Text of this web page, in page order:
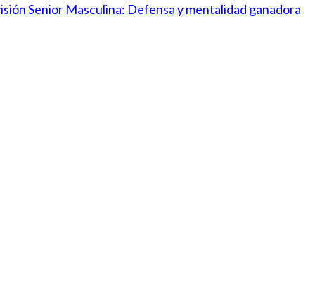
Senior Masculina: Defensa y mentalidad ganadora